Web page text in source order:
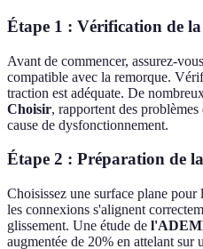
Étape 1 : Vérification de
Avant de commencer, assurez-
compatible avec la remorque.
traction est adéquate. De
Choisir, rapportent des
cause de dysfonctionnement.
Étape 2 : Préparation de
Choisissez une surface plane
les connexions s'alignent
glissement. Une étude de
augmentée de 20% en attelant sur